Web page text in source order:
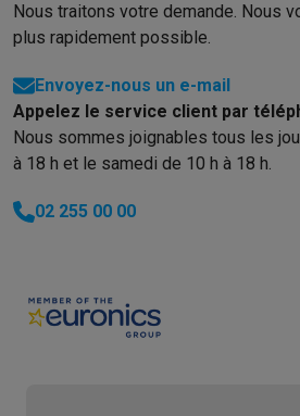
Nous traitons votre demande. Nous
plus rapidement possible.
Envoyez-nous un e-mail
Appelez le service client par
Nous sommes joignables tous les
à 18 h et le samedi de 10 h à 18 h.
02 255 00 00